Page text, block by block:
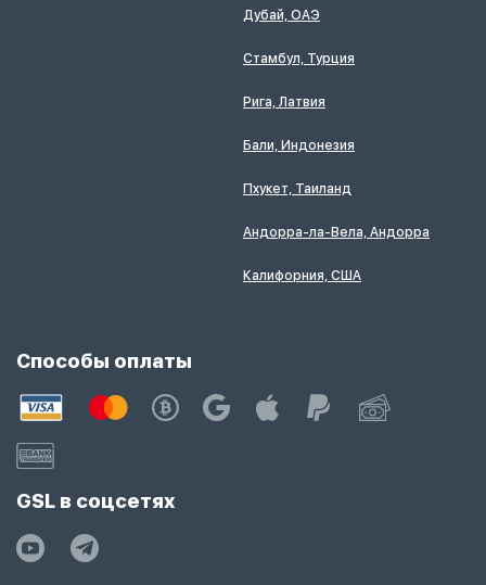
Дубай, ОАЭ
Стамбул, Турция
Рига, Латвия
Бали, Индонезия
Пхукет, Таиланд
Андорра-ла-Вела, Андорра
Калифорния, США
Способы оплаты
GSL в соцсетях